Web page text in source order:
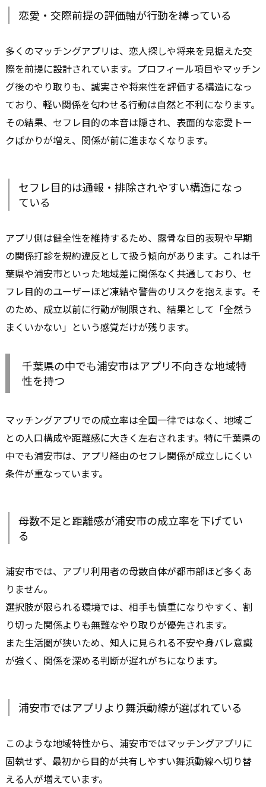
恋愛・交際前提の評価軸が行動を縛っている
多くのマッチングアプリは、恋人探しや将来を見据えた交
際を前提に設計されています。プロフィール項目やマッチン
グ後のやり取りも、誠実さや将来性を評価する構造になっ
ており、軽い関係を匂わせる行動は自然と不利になります。
その結果、セフレ目的の本音は隠され、表面的な恋愛トー
クばかりが増え、関係が前に進まなくなります。
セフレ目的は通報・排除されやすい構造になっ
ている
アプリ側は健全性を維持するため、露骨な目的表現や早期
の関係打診を規約違反として扱う傾向があります。これは千
葉県や浦安市といった地域差に関係なく共通しており、セ
フレ目的のユーザーほど凍結や警告のリスクを抱えます。そ
のため、成立以前に行動が制限され、結果として「全然う
まくいかない」という感覚だけが残ります。
千葉県の中でも浦安市はアプリ不向きな地域特
性を持つ
マッチングアプリでの成立率は全国一律ではなく、地域ご
との人口構成や距離感に大きく左右されます。特に千葉県の
中でも浦安市は、アプリ経由のセフレ関係が成立しにくい
条件が重なっています。
母数不足と距離感が浦安市の成立率を下げてい
る
浦安市では、アプリ利用者の母数自体が都市部ほど多くあ
りません。
選択肢が限られる環境では、相手も慎重になりやすく、割
り切った関係よりも無難なやり取りが優先されます。
また生活圏が狭いため、知人に見られる不安や身バレ意識
が強く、関係を深める判断が遅れがちになります。
浦安市ではアプリより舞浜動線が選ばれている
このような地域特性から、浦安市ではマッチングアプリに
固執せず、最初から目的が共有しやすい舞浜動線へ切り替
える人が増えています。